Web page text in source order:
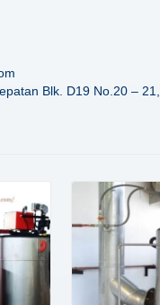
Blk. D19 No.20 –